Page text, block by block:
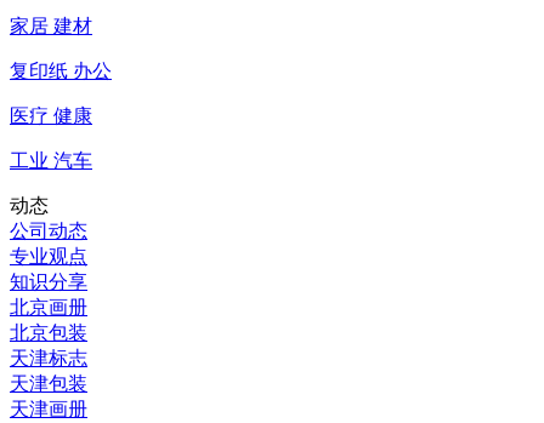
家居 建材
复印纸 办公
医疗 健康
工业 汽车
动态
公司动态
专业观点
知识分享
北京画册
北京包装
天津标志
天津包装
天津画册